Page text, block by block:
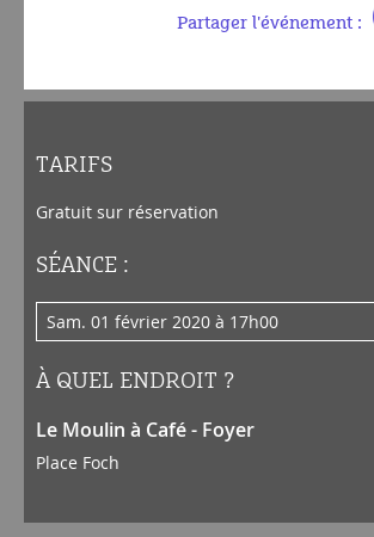
Partager l'événement :
TARIFS
Gratuit sur réservation
SÉANCE :
sam. 01 février 2020 à 17h00
À QUEL ENDROIT ?
Le Moulin à Café - Foyer
Place Foch